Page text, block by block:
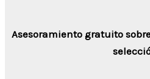
Asesoramiento gratuito